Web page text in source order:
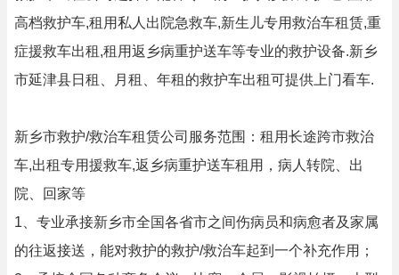
高档救护车,租用私人出院急救车,新生儿专用救治车租赁,重
症援救车出租,租用返乡病重护送车等专业的救护设备.新乡
市延津县日租、月租、年租的救护车出租可提供上门看车.
新乡市救护/救治车租赁公司服务范围：租用长途跨市救治
车,出租专用援救车,返乡病重护送车租用，病人转院、出
院、回家等
1、专业承接新乡市全国各省市之间伤病员和病愈者及家属
的往返接送，能对救护的救护/救治车起到一个补充作用；